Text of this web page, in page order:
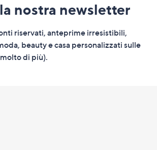
nostra newsletter
riservati, anteprime irresistibili,
beauty e casa personalizzati sulle
di più).